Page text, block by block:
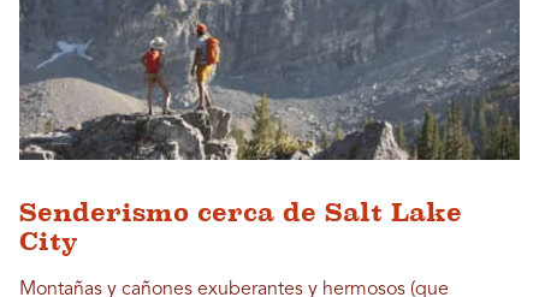
Senderismo cerca de Salt Lake
City
Montañas y cañones exuberantes y hermosos (que